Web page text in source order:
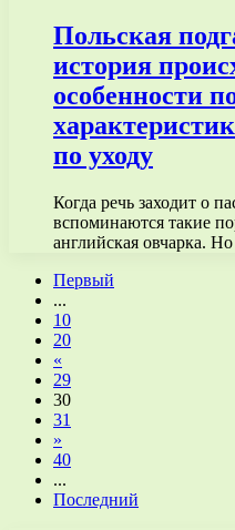
Польская
история
особенности
по уходу
Когда речь заходит о
вспоминаются такие
английская овчарка.
Первый
...
10
20
«
29
30
31
»
40
...
Последний